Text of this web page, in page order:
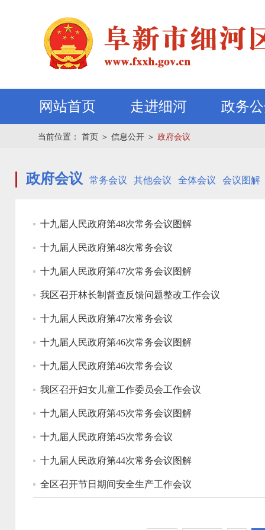
网站首页 走进细河 政务
当前位置： 首页 ＞ 信息公开 ＞ 政府会议
政府会议 常务会议 其他会议 全体会议 会议图解
十九届人民政府第48次常务会议图解
十九届人民政府第48次常务会议
十九届人民政府第47次常务会议图解
我区召开林长制督查反馈问题整改工作会议
十九届人民政府第47次常务会议
十九届人民政府第46次常务会议图解
十九届人民政府第46次常务会议
我区召开妇女儿童工作委员会工作会议
十九届人民政府第45次常务会议图解
十九届人民政府第45次常务会议
十九届人民政府第44次常务会议图解
全区召开节日期间安全生产工作会议